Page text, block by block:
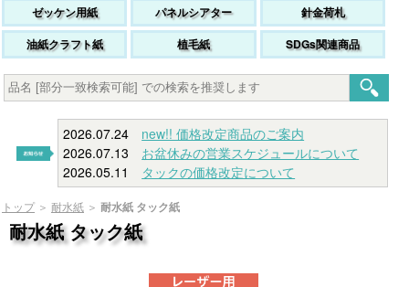
ゼッケン用紙 パネルシアター
針金荷札
油紙クラフト紙
植毛紙 SDGs関連商品
2026.07.24 new!! 価格改定商品のご案内
2026.07.13 お盆休みの営業スケジュールについて
2026.05.11 タックの価格改定について
トップ ＞ 耐水紙 ＞ 耐水紙 タック紙
耐水紙 タック紙